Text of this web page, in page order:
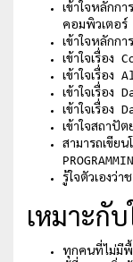
เข้าใจหลักก
คอมพิวเตอร์
เข้าใจหลักกา
เข้าใจเรื่อง
เข้าใจเรื่อง
เข้าใจเรื่อ
เข้าใจเรื่อง
เข้าใจสถาปั
สามารถเขีย
รู้ใจตัวเองว่า
เหมาะกับ
ทุกคนที่ไม่มีพื้